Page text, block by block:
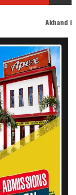
Akhand Bharat welcomes